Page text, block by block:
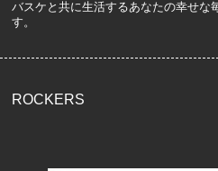
バスケと共に生活するあなたの幸せな
す。
ROCKERS